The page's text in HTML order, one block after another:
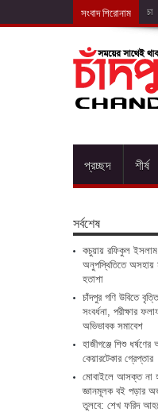
সংবাদ শিরোনাম
প্রচ্ছদ শীর্ষ
সর্বশেষ
কচুয়ায় রফিকুল ইসলাম
অনুপস্থিতিতে অসহায়
হতাশা
চাঁদপুর গণি উবিতে
সংবর্ধনা, পরীক্ষার
অভিভাবক সমাবেশ
হাজীগঞ্জে শিশু
কেয়ারটেকার গ্রেপ্তার
মোবাইলে আসক্ত না
জ্ঞানমূলক বই পড়ার
তুলবে: শেখ ফরিদ